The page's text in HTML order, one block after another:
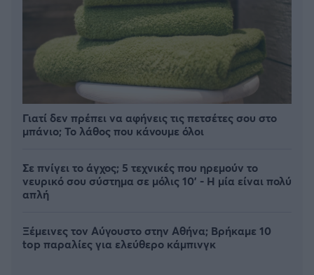
Γιατί δεν πρέπει να αφήνεις τις πετσέτες σου στο
μπάνιο; Το λάθος που κάνουμε όλοι
Σε πνίγει το άγχος; 5 τεχνικές που ηρεμούν το
νευρικό σου σύστημα σε μόλις 10' - Η μία είναι πολύ
απλή
Ξέμεινες τον Αύγουστο στην Αθήνα; Βρήκαμε 10
top παραλίες για ελεύθερο κάμπινγκ